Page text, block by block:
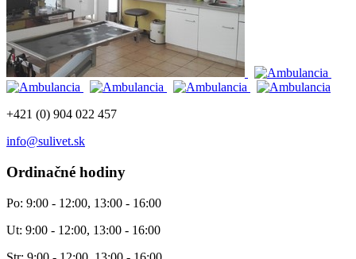
+421 (0) 904 022 457
info@sulivet.sk
Ordinačné hodiny
Po: 9:00 - 12:00, 13:00 - 16:00
Ut: 9:00 - 12:00, 13:00 - 16:00